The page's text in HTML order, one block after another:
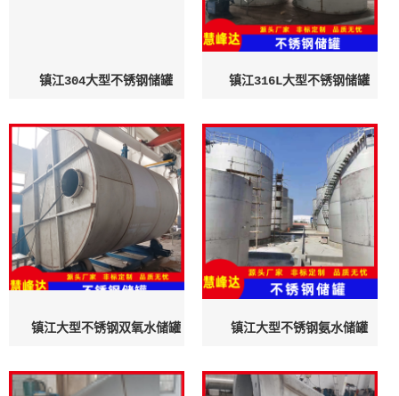
镇江304大型不锈钢储罐 镇江316L大型不锈钢储罐
镇江大型不锈钢双氧水储罐 镇江大型不锈钢氨水储罐